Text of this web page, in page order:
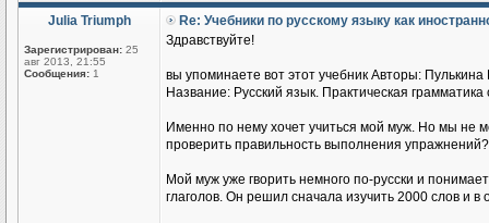
Julia Triumph
Зарегистрирован: 25
авг 2013, 21:55
Сообщения: 1
Re: Учебники по русскому языку как
Здравствуйте!
вы упоминаете вот этот учебник Авторы:
Название: Русский язык. Практическая
Именно по нему хочет учиться мой муж. Но мы не
проверить правильность выполнения упражнений?
Мой муж уже гворить немного по-русски и
глаголов. Он решил сначала изучить 2000 слов и